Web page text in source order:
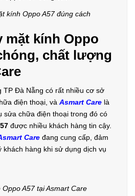
kính Oppo A57 đúng cách
mặt kính Oppo
chất lượng
TP Đà Nẵng có rất nhiều cơ sở
điện thoại, và Asmart Care là
sửa chữa điện thoại trong đó có
được nhiều khách hàng tin cậy.
Care đang cung cấp, đảm
khách hàng khi sử dụng dịch vụ
A57 tại Asmart Care